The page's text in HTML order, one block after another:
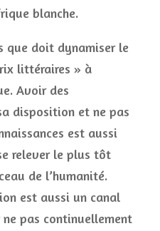
blanche.
que doit dynamiser le
littéraires » à
Avoir des
disposition et ne pas
est aussi
relever le plus tôt
de l’humanité.
est aussi un canal
pas continuellement